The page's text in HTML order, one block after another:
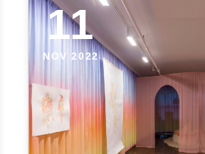
11
NOV 2022